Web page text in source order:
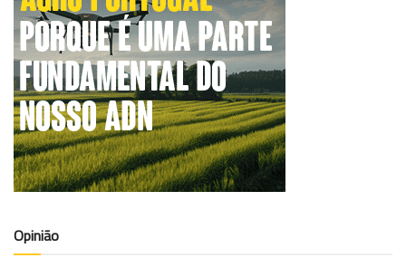
Opinião